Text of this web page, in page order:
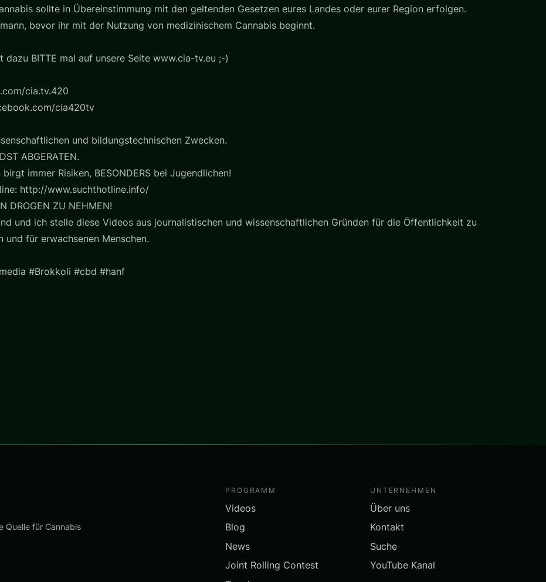
sollte in Übereinstimmung mit den geltenden Gesetzen eures Landes oder eurer Region erfolgen.
bevor ihr mit der Nutzung von medizinischem Cannabis beginnt.
dazu BITTE mal auf unsere Seite www.cia-tv.eu ;-)
cia.tv.420
cia420tv
und bildungstechnischen Zwecken.
ABGERATEN.
immer Risiken, BESONDERS bei Jugendlichen!
http://www.suchthotline.info/
DROGEN ZU NEHMEN!
und ich stelle diese Videos aus journalistischen und wissenschaftlichen Gründen für die Öffentlichkeit zu
für erwachsenen Menschen.
#Brokkoli #cbd #hanf
Quelle für Cannabis
PROGRAMM
Videos
Blog
News
Joint Rolling Contest
UNTERNEHMEN
Über uns
Kontakt
Suche
YouTube Kanal